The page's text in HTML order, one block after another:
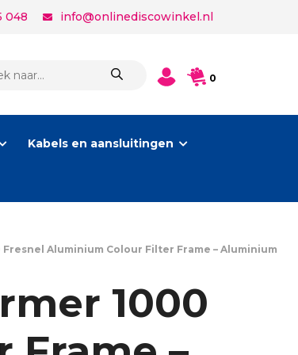
048 info@onlinediscowinkel.nl
0
Kabels en aansluitingen
Aluminium Colour Filter Frame – Aluminium
1000